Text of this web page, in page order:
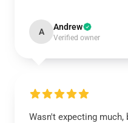
A Andrew
Verified owner
Wasn't expecting